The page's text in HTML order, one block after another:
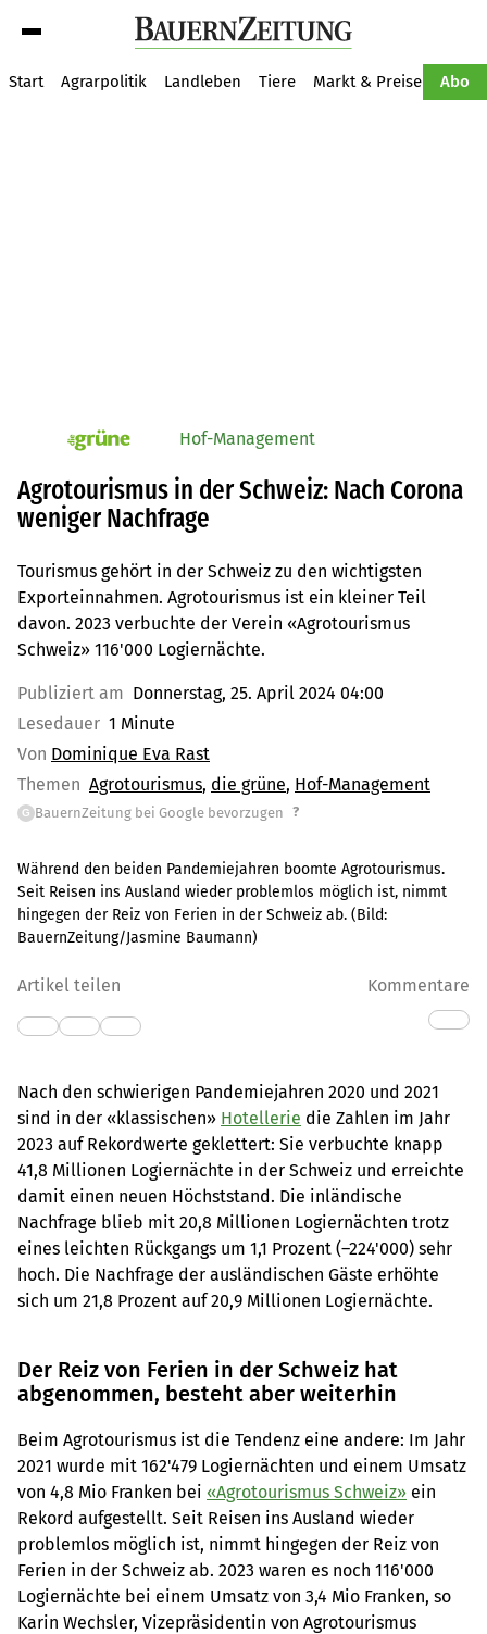
Start Agrarpolitik Landleben Tiere Markt & Preise Abo
pv_die-grune-online Hof-Management
Agrotourismus in der Schweiz: Nach Corona
weniger Nachfrage
Tourismus gehört in der Schweiz zu den wichtigsten
Exporteinnahmen. Agrotourismus ist ein kleiner Teil
davon. 2023 verbuchte der Verein «Agrotourismus
Schweiz» 116'000 Logiernächte.
Publiziert am Donnerstag, 25. April 2024 04:00
Lesedauer 1 Minute
Von Dominique Eva Rast
Themen Agrotourismus die grüne Hof-Management
G BauernZeitung bei Google bevorzugen ?
Während den beiden Pandemiejahren boomte Agrotourismus.
Seit Reisen ins Ausland wieder problemlos möglich ist, nimmt
hingegen der Reiz von Ferien in der Schweiz ab. (Bild:
BauernZeitung/Jasmine Baumann)
Artikel teilen Kommentare
Nach den schwierigen Pandemiejahren 2020 und 2021
sind in der «klassischen» Hotellerie die Zahlen im Jahr
2023 auf Rekordwerte geklettert: Sie verbuchte knapp
41,8 Millionen Logiernächte in der Schweiz und erreichte
damit einen neuen Höchststand. Die inländische
Nachfrage blieb mit 20,8 Millionen Logiernächten trotz
eines leichten Rückgangs um 1,1 Prozent (–224'000) sehr
hoch. Die Nachfrage der ausländischen Gäste erhöhte
sich um 21,8 Prozent auf 20,9 Millionen Logiernächte.
Der Reiz von Ferien in der Schweiz hat
abgenommen, besteht aber weiterhin
Beim Agrotourismus ist die Tendenz eine andere: Im Jahr
2021 wurde mit 162'479 Logiernächten und einem Umsatz
von 4,8 Mio Franken bei «Agrotourismus Schweiz» ein
Rekord aufgestellt. Seit Reisen ins Ausland wieder
problemlos möglich ist, nimmt hingegen der Reiz von
Ferien in der Schweiz ab. 2023 waren es noch 116'000
Logiernächte bei einem Umsatz von 3,4 Mio Franken, so
Karin Wechsler, Vizepräsidentin von Agrotourismus